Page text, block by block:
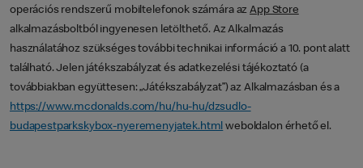
operációs rendszerű mobiltelefonok számára azApp Store
alkalmazásboltból ingyenesen letölthető. Az Alkalmazás
használatához szükséges további technikai információ a 10. pont alatt
található. Jelen játékszabályzat és adatkezelési tájékoztató (a
továbbiakban együttesen: „Játékszabályzat”) az Alkalmazásban és a
https://www.mcdonalds.com/hu/hu-hu/dzsudlo-
budapestparkskybox-nyeremenyjatek.html weboldalon érhető el.